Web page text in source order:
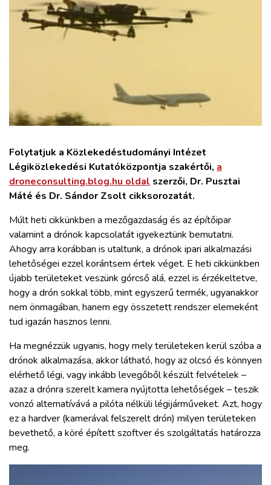
ZÖLDÚT
ARCHÍVUM
WEBSHOP
BELÉPÉS
REGISZTRÁCIÓ
Folytatjuk a Közlekedéstudományi Intézet
Légiközlekedési Kutatóközpontja szakértői, a
droneconsulting.blog.hu oldal szerzői, Dr. Pusztai
Máté és Dr. Sándor Zsolt cikksorozatát.
Múlt heti cikkünkben a mezőgazdaság és az építőipar
valamint a drónok kapcsolatát igyekeztünk bemutatni.
Ahogy arra korábban is utaltunk, a drónok ipari alkalmazási
lehetőségei ezzel korántsem értek véget. E heti cikkünkben
újabb területeket veszünk górcső alá, ezzel is érzékeltetve,
hogy a drón sokkal több, mint egyszerű termék, ugyanakkor
nem önmagában, hanem egy összetett rendszer elemeként
tud igazán hasznos lenni.
Ha megnézzük ugyanis, hogy mely területeken kerül szóba a
drónok alkalmazása, akkor látható, hogy az olcsó és könnyen
elérhető légi, vagy inkább levegőből készült felvételek –
azaz a drónra szerelt kamera nyújtotta lehetőségek – teszik
vonzó alternatívává a pilóta nélküli légijárműveket. Azt, hogy
ez a hardver (kamerával felszerelt drón) milyen területeken
bevethető, a köré épített szoftver és szolgáltatás határozza
meg.